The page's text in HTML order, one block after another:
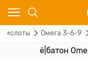
Омега 3-6-9
ё|батон
Ваш город - Москва,
угадали?
ДА НЕТ